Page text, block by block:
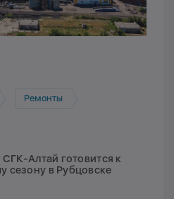
Ремонты
Алтай готовится к
сезону в Рубцовске